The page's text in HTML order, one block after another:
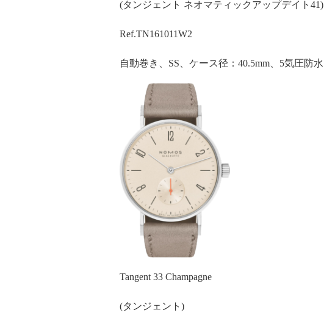
(タンジェント ネオマティックアップデイト 41)
Ref.TN161011W2
自動巻き、 SS 、ケース径： 40.5mm 5気圧防水
Tangent 33 Champagne
(タンジェント )